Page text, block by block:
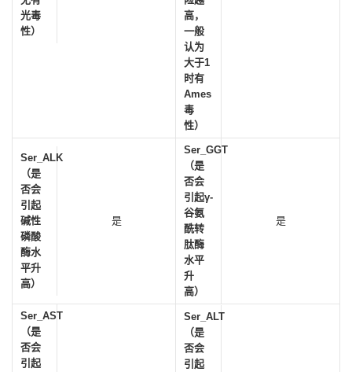
光毒
性）
高，
一般
认为
大于1
时有
Ames
毒
性）
Ser_ALK
（是
否会
引起
碱性
磷酸
酶水
平升
高）
是
Ser_GGT
（是
否会
引起γ-
谷氨
酰转
肽酶
水平
升
高）
是
Ser_AST
（是
否会
引起
Ser_ALT
（是
否会
引起